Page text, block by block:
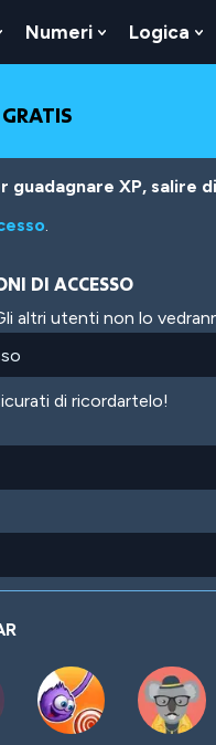
Show
Submenu
Abilità
Numeri
Show
Submenu
Logica
guadagnare XP, salire
.
DI ACCESSO
altri utenti non lo
di ricordartelo!